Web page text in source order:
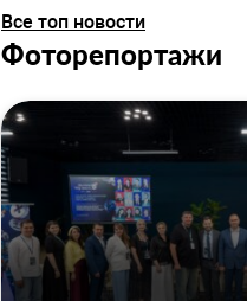
Все топ новости
Фоторепортажи